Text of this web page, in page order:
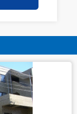
を実施させま
報の開示等（利
削除、利用の停
関して、下記の
す。その際、当
うえで、合理的